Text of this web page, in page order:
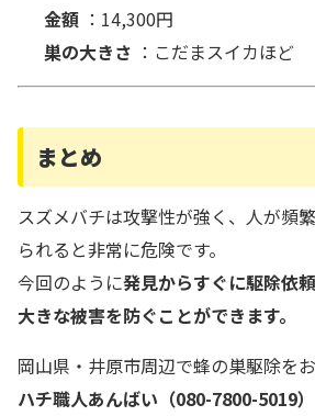
金額 ：14,300円
巣の大きさ ：こだまスイカほど
まとめ
スズメバチは攻撃性が強く、人が頻
られると非常に危険です。
今回のように発見からすぐに駆除依
大きな被害を防ぐことができます。
岡山県・井原市周辺で蜂の巣駆除を
ハチ職人あんばい（080-7800-5019）